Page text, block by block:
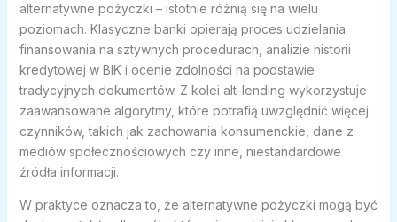
alternatywne pożyczki – istotnie różnią się na wielu
poziomach. Klasyczne banki opierają proces udzielania
finansowania na sztywnych procedurach, analizie historii
kredytowej w BIK i ocenie zdolności na podstawie
tradycyjnych dokumentów. Z kolei alt-lending wykorzystuje
zaawansowane algorytmy, które potrafią uwzględnić więcej
czynników, takich jak zachowania konsumenckie, dane z
mediów społecznościowych czy inne, niestandardowe
źródła informacji.
W praktyce oznacza to, że alternatywne pożyczki mogą być